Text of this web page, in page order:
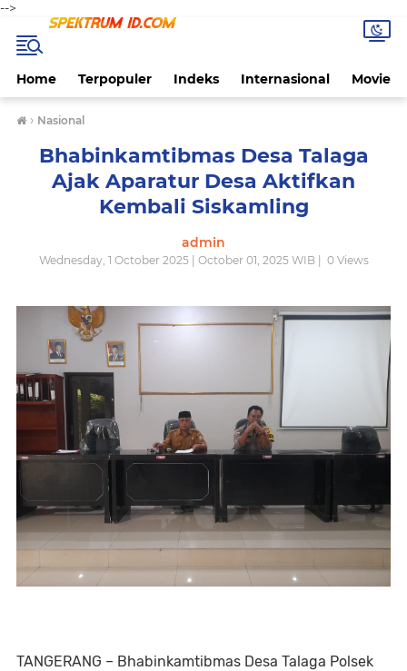
-->
Home Terpopuler Indeks Internasional Movie
› Nasional
Bhabinkamtibmas Desa Talaga
Ajak Aparatur Desa Aktifkan
Kembali Siskamling
admin
Wednesday, 1 October 2025 | October 01, 2025 WIB | 0Views
TANGERANG – Bhabinkamtibmas Desa Talaga Polsek